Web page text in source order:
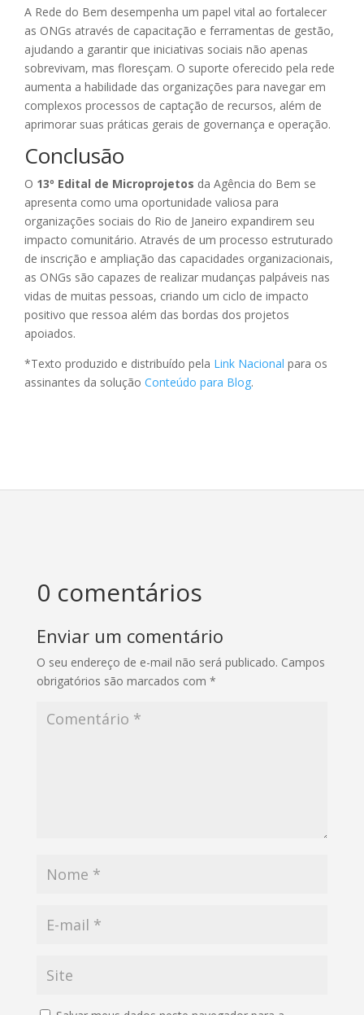
A Rede do Bem desempenha um papel vital ao fortalecer
as ONGs através de capacitação e ferramentas de gestão,
ajudando a garantir que iniciativas sociais não apenas
sobrevivam, mas floresçam. O suporte oferecido pela rede
aumenta a habilidade das organizações para navegar em
complexos processos de captação de recursos, além de
aprimorar suas práticas gerais de governança e operação.
Conclusão
O 13º Edital de Microprojetos da Agência do Bem se
apresenta como uma oportunidade valiosa para
organizações sociais do Rio de Janeiro expandirem seu
impacto comunitário. Através de um processo estruturado
de inscrição e ampliação das capacidades organizacionais,
as ONGs são capazes de realizar mudanças palpáveis nas
vidas de muitas pessoas, criando um ciclo de impacto
positivo que ressoa além das bordas dos projetos
apoiados.
*Texto produzido e distribuído pela Link Nacional para os
assinantes da solução Conteúdo para Blog.
0 comentários
Enviar um comentário
O seu endereço de e-mail não será publicado. Campos
obrigatórios são marcados com *